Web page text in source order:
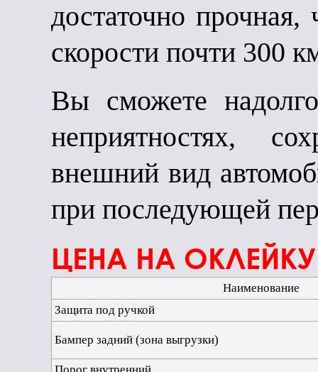
достаточно
скорости почти 300
Вы сможете
неприятностях,
внешний вид
при последующей
ЦЕНА НА
Наименование
Защита под ручкой
Бампер задний (зона выгрузки)